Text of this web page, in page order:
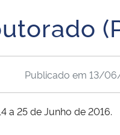
Advocacia-Geral da União
Publicado em 13/
a 25 de Junho de 2016.